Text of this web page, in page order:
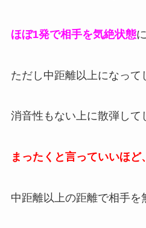
ほぼ1発で相手を気絶状態
ただし中距離以上になって
消音性もない上に散弾して
まったくと言っていいほど
中距離以上の距離で相手を